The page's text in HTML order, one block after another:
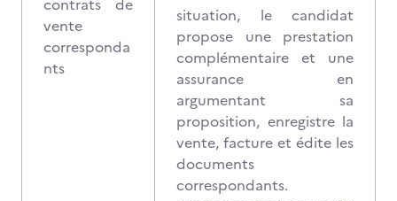
contrats de
vente
corresponda
nts
situation, le candidat
propose une prestation
complémentaire et une
assurance en
argumentant sa
proposition, enregistre la
vente, facture et édite les
documents
correspondants.